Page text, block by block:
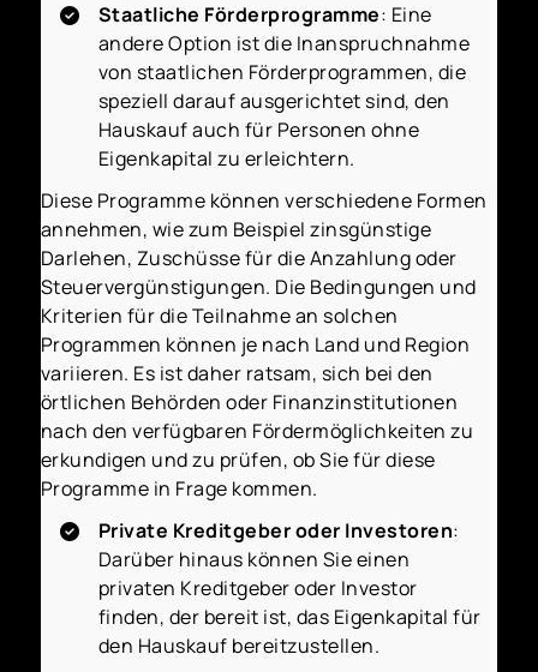
Staatliche Förderprogramme: Eine
andere Option ist die Inanspruchnahme
von staatlichen Förderprogrammen, die
speziell darauf ausgerichtet sind, den
Hauskauf auch für Personen ohne
Eigenkapital zu erleichtern.
Diese Programme können verschiedene Formen
annehmen, wie zum Beispiel zinsgünstige
Darlehen, Zuschüsse für die Anzahlung oder
Steuervergünstigungen. Die Bedingungen und
Kriterien für die Teilnahme an solchen
Programmen können je nach Land und Region
variieren. Es ist daher ratsam, sich bei den
örtlichen Behörden oder Finanzinstitutionen
nach den verfügbaren Fördermöglichkeiten zu
erkundigen und zu prüfen, ob Sie für diese
Programme in Frage kommen.
Private Kreditgeber oder Investoren:
Darüber hinaus können Sie einen
privaten Kreditgeber oder Investor
finden, der bereit ist, das Eigenkapital für
den Hauskauf bereitzustellen.